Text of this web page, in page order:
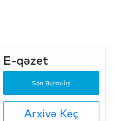
E-qəzet
Son Buraxılış
Arxivə Keç